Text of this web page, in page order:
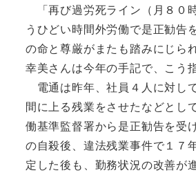
「再び過労死ライン（月８０
うひどい時間外労働で是正勧告
の命と尊厳がまたも踏みにじら
幸美さんは今年の手記で、こう
電通は昨年、社員４人に対し
間に上る残業をさせたなどとし
働基準監督署から是正勧告を受
の自殺後、違法残業事件で１７
定した後も、勤務状況の改善が